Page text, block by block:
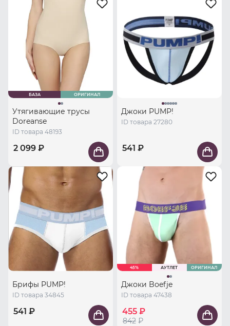
БАЗА ОРИГИНАЛ
Утягивающие трусы
Doreanse
ID товара 48193
2 099 ₽
Джоки PUMP!
ID товара 27280
541 ₽
Брифы PUMP!
ID товара 34845
541 ₽
45% АУТЛЕТ ОРИГИНАЛ
Джоки Boefje
ID товара 47438
455 ₽
842 ₽